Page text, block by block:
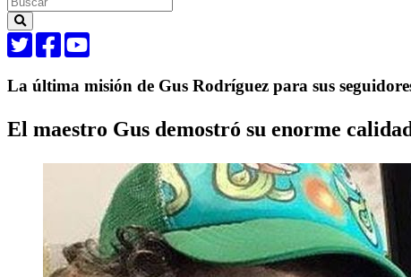
La última misión de Gus Rodríguez para sus
El maestro Gus demostró su enorme